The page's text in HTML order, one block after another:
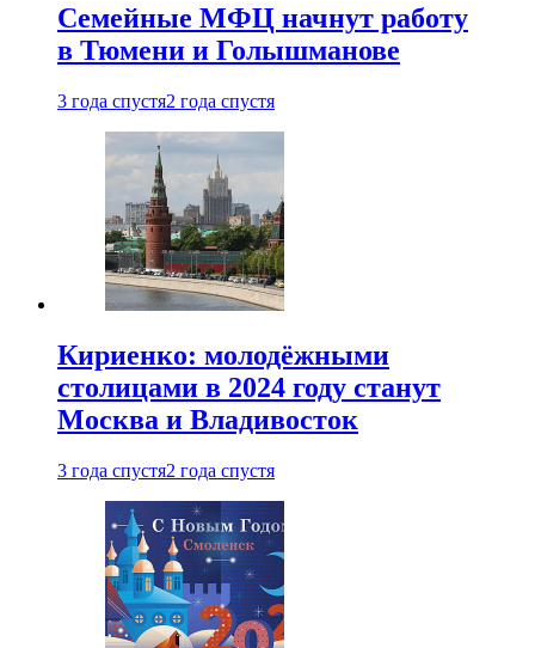
Семейные МФЦ начнут работу
в Тюмени и Голышманове
3 года спустя2 года спустя
Кириенко: молодёжными
столицами в 2024 году станут
Москва и Владивосток
3 года спустя2 года спустя